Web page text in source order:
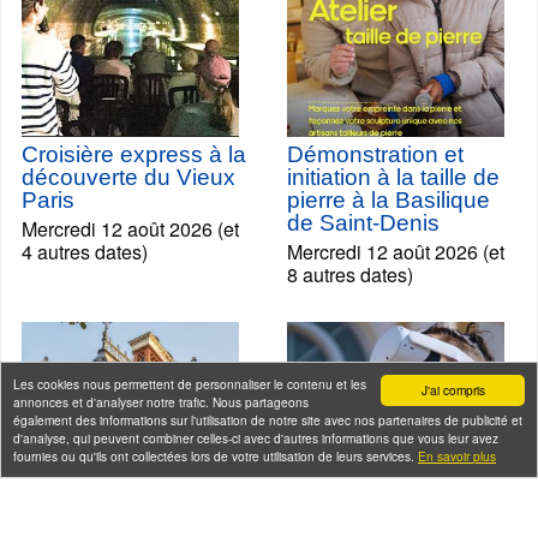
J'ai compris
Les cookies nous permettent de personnaliser le contenu et les
annonces et d'analyser notre trafic. Nous partageons
également des informations sur l'utilisation de notre site avec nos partenaires de publicité et
d'analyse, qui peuvent combiner celles-ci avec d'autres informations que vous leur avez
fournies ou qu'ils ont collectées lors de votre utilisation de leurs services. En savoir plus
Croisière express à la
découverte du Vieux
Paris
Mercredi 12 août 2026 (et
4 autres dates)
Démonstration et
initiation à la taille de
pierre à la Basilique
de Saint-Denis
Mercredi 12 août 2026 (et
8 autres dates)